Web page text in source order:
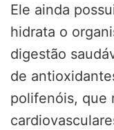
Ele ainda
hidrata o
digestão
de
polifenóis, que